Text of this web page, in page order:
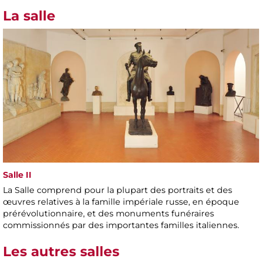
La salle
Salle II
La Salle comprend pour la plupart des portraits et des
œuvres relatives à la famille impériale russe, en époque
prérévolutionnaire, et des monuments funéraires
commissionnés par des importantes familles italiennes.
Les autres salles